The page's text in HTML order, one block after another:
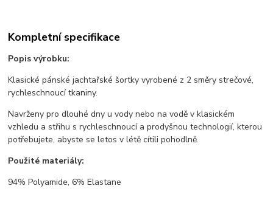
Kompletní specifikace
Popis výrobku:
Klasické pánské jachtařské šortky vyrobené z 2 směry strečové,
rychleschnoucí tkaniny.
Navrženy pro dlouhé dny u vody nebo na vodě v klasickém
vzhledu a střihu s rychleschnoucí a prodyšnou technologií, kterou
potřebujete, abyste se letos v létě cítili pohodlně.
Použité materiály:
94% Polyamide, 6% Elastane